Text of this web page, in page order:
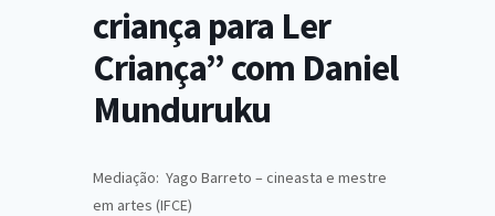
criança para Ler
Criança” com Daniel
Munduruku
Mediação: Yago Barreto – cineasta e mestre
em artes (IFCE)